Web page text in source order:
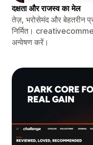
दक्षता और राजस्व का मेल
तेज़, भरोसेमंद और बेहतरीन
निर्मित।
अन्वेषण करें।